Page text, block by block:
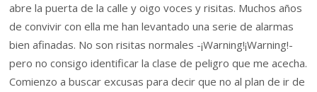
abre la puerta de la calle y oigo voces y risitas. Muchos años
de convivir con ella me han levantado una serie de alarmas
bien afinadas. No son risitas normales -¡Warning!¡Warning!-
pero no consigo identificar la clase de peligro que me acecha.
Comienzo a buscar excusas para decir que no al plan de ir de